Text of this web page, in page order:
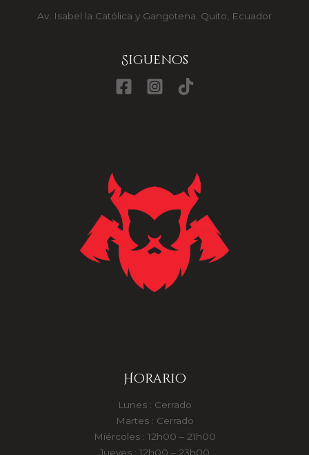
Av. Isabel la Católica y Gangotena. Quito, Ecuador
Siguenos
Horario
Lunes : Cerrado
Martes : Cerrado
Miércoles : 12h00 – 21h00
Jueves : 12h00 – 23h00